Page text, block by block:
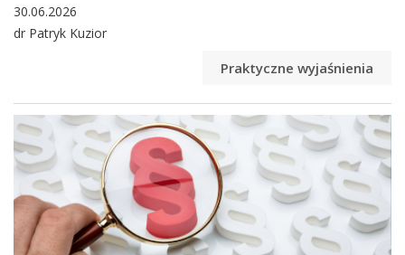
30.06.2026
dr Patryk Kuzior
Praktyczne wyjaśnienia